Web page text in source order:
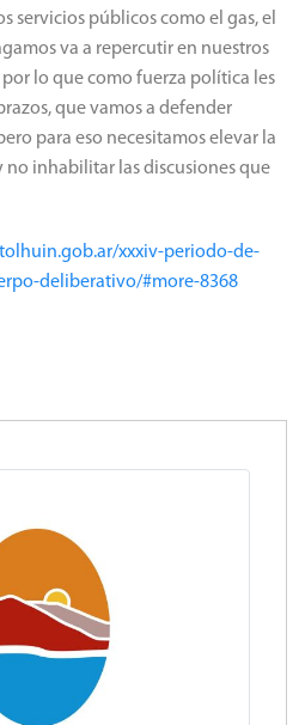
servicios públicos como el gas, el
va a repercutir en nuestros
lo que como fuerza política les
que vamos a defender
para eso necesitamos elevar la
inhabilitar las discusiones que
xxxiv-periodo-de-
deliberativo/#more-8368